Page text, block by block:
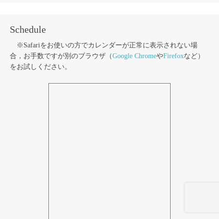
Schedule
※Safariをお使いの方でカレンダーが正常に表示されない場
合，お手数ですが別のブラウザ（Google ChromeやFirefoxなど）
をお試しください。